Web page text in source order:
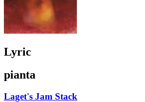
Lyric
pianta
Laget's Jam Stack